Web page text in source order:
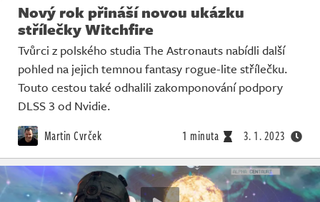
Nový rok přináší novou ukázku
střílečky Witchfire
Tvůrci z polského studia The Astronauts nabídli další
pohled na jejich temnou fantasy rogue-lite střílečku.
Touto cestou také odhalili zakomponování podpory
DLSS 3 od Nvidie.
Martin Cvrček 1 minuta 3. 1. 2023